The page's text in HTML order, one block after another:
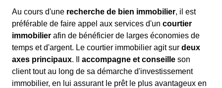
Au cours d'une recherche de bien immobilier, il est
préférable de faire appel aux services d'un courtier
immobilier afin de bénéficier de larges économies de
temps et d'argent. Le courtier immobilier agit sur deux
axes principaux. Il accompagne et conseille son
client tout au long de sa démarche d'investissement
immobilier, en lui assurant le prêt le plus avantageux en